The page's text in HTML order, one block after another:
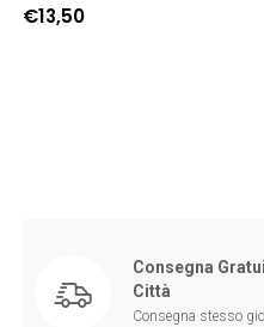
€13,50
Consegna
Città
Consegna stesso